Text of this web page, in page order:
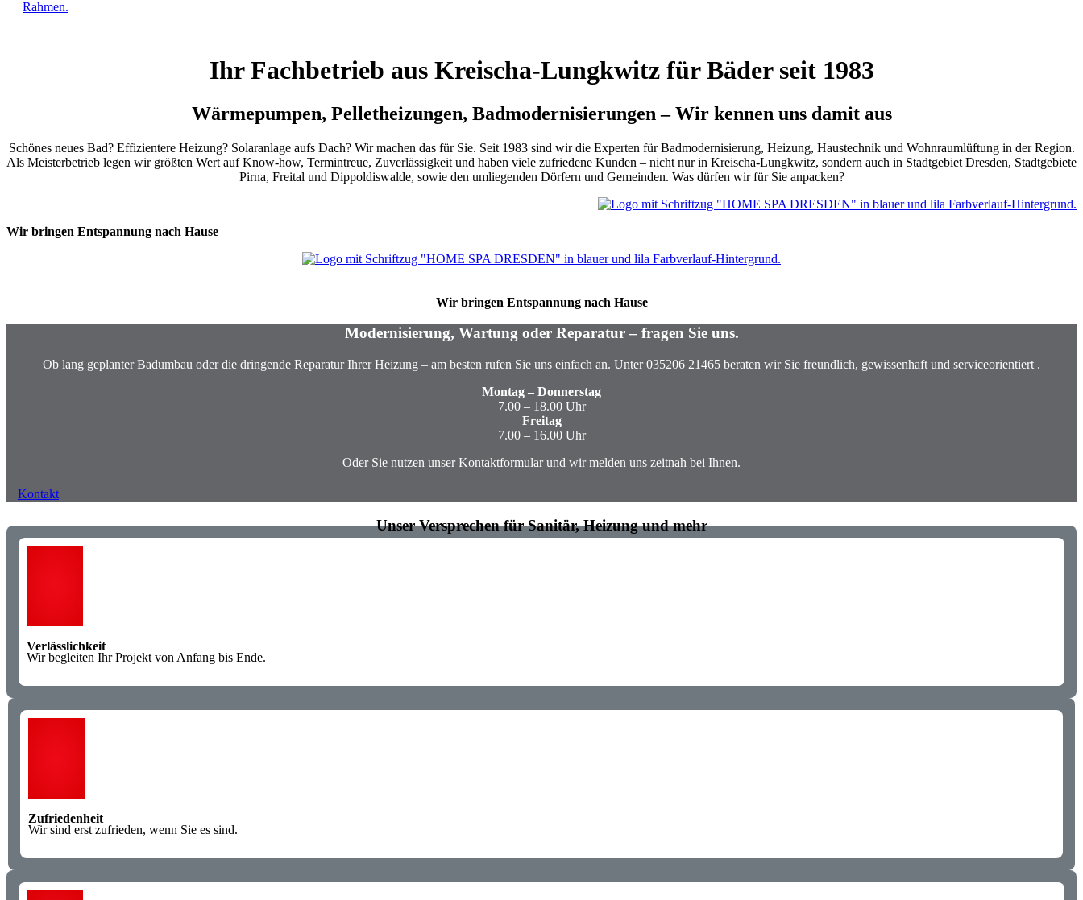
Ihr Fachbetrieb aus Kreischa-Lungkwitz für Bäder seit 1983
Wärmepumpen, Pelletheizungen, Badmodernisierungen – Wir kennen uns damit aus
Schönes neues Bad? Effizientere Heizung? Solaranlage aufs Dach? Wir machen das für Sie. Seit 1983 sind wir die Experten für Badmodernisierung, Heizung, Haustechnik und Wohnraumlüftung in der Region.
Als Meisterbetrieb legen wir größten Wert auf Know-how, Termintreue, Zuverlässigkeit und haben viele zufriedene Kunden – nicht nur in Kreischa-Lungkwitz, sondern auch in Stadtgebiet Dresden, Stadtgebiete
Pirna, Freital und Dippoldiswalde, sowie den umliegenden Dörfern und Gemeinden. Was dürfen wir für Sie anpacken?
Wir bringen Entspannung nach Hause
Wir bringen Entspannung nach Hause
Modernisierung, Wartung oder Reparatur– fragen Sie uns.
Ob lang geplanterBadumbau oder die dringende ReparaturIhrerHeizung – am besten rufen Sie uns einfach an. Unter 035206 21465 beraten wir Sie freundlich, gewissenhaft und serviceorientiert .
Montag – Donnerstag
7.00 – 18.00 Uhr
Freitag
7.00 – 16.00 Uhr
Oder Sie nutzen unser Kontaktformular und wir melden uns zeitnah bei Ihnen.
Kontakt
Unser Versprechen fürSanitär, Heizungundmehr
Verlässlichkeit
Wir begleiten Ihr Projekt von Anfang bis Ende.
Zufriedenheit
Wir sind erst zufrieden, wenn Sie es sind.